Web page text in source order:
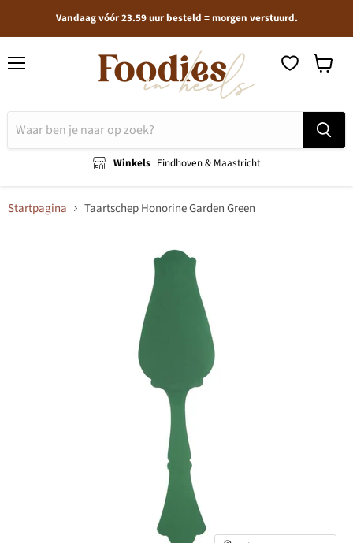
Vandaag vóór 23.59 uur besteld = morgen verstuurd.
Winkels Eindhoven & Maastricht
Startpagina Taartschep Honorine Garden Green